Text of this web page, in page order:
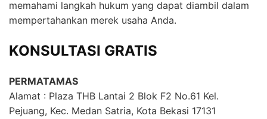
memahami langkah hukum yang dapat diambil dalam
mempertahankan merek usaha Anda.
KONSULTASI GRATIS
PERMATAMAS
Alamat : Plaza THB Lantai 2 Blok F2 No.61 Kel.
Pejuang, Kec. Medan Satria, Kota Bekasi 17131